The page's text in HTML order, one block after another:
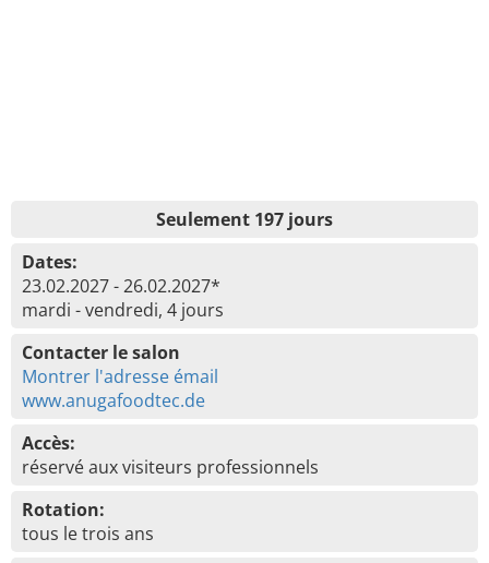
Seulement 197 jours
Dates:
23.02.2027 - 26.02.2027*
mardi - vendredi, 4 jours
Contacter le salon
Montrer l'adresse émail
www.anugafoodtec.de
Accès:
réservé aux visiteurs professionnels
Rotation:
tous le trois ans